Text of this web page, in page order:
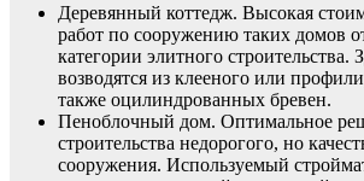
Деревянный коттедж. Высокая
работ по сооружению таких домов
категории элитного строительства.
возводятся из клееного или
также оцилиндрованных бревен.
Пеноблочный дом. Оптимальное
строительства недорогого, но
сооружения. Используемый